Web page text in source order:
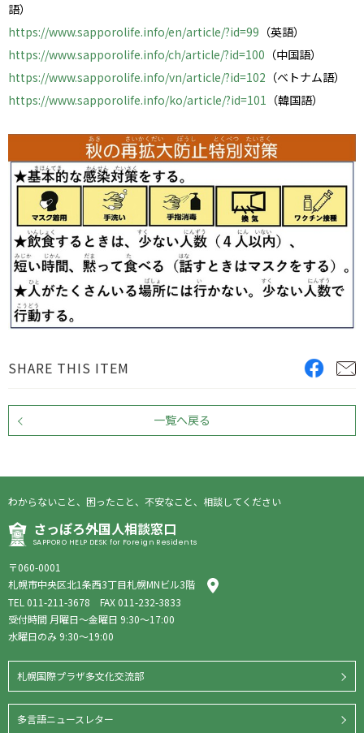
語）
https://www.sapporolife.info/en/article/?id=99 （英語）
https://www.sapporolife.info/ch/article/?id=100 （中国語）
https://www.sapporolife.info/vn/article/?id=102 （ベトナム語）
https://www.sapporolife.info/ko/article/?id=101 （韓国語）
SHARE THIS ITEM
一覧へ戻る
わからないこと、困ったこと、不安なこと、相談してください
さっぽろ外国人相談窓口
SAPPORO HELP DESK for Foreign Residents
〒060-0001
札幌市中央区北1条西3丁目札幌MNビル3階
TEL 011-211-3678 FAX 011-232-3833
受付時間 月曜日〜金曜日 9:30〜17:00
水曜日のみ 9:30〜19:00
札幌国際プラザ多文化交流部
多言語ニュースレター